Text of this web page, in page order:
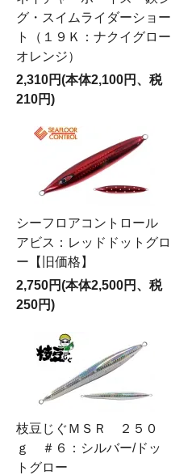
グ・スイムライダーショー
ト（１９Ｋ：ナクイグロー
オレンジ）
2,310円(本体2,100円、税
210円)
シーフロアコントロール
アビス：レッドドットグロ
ー【旧価格】
2,750円(本体2,500円、税
250円)
枝豆じぐＭＳＲ ２５０
ｇ ＃６：シルバー/ドッ
トグロー